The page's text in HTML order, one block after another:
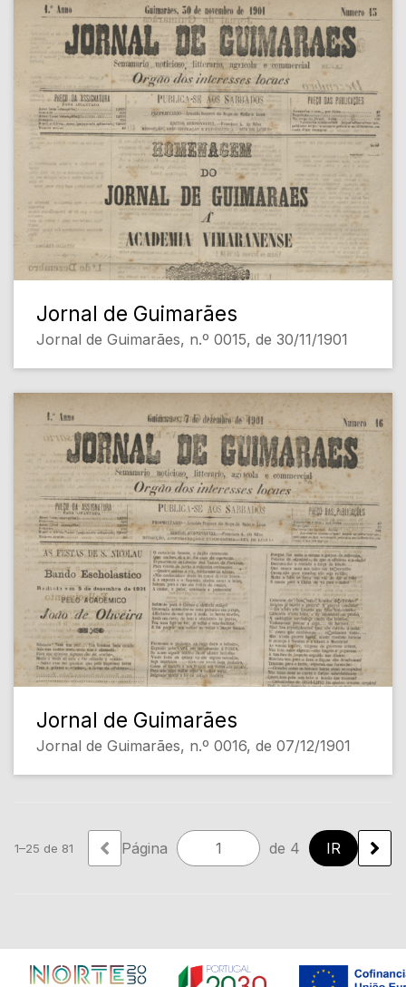
Jornal de Guimarães
Jornal de Guimarães, n.º 0015, de 30/11/1901
Jornal de Guimarães
Jornal de Guimarães, n.º 0016, de 07/12/1901
1–25 de 81 Página de 4